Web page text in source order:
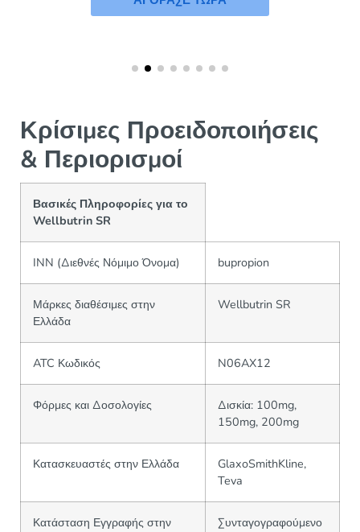
Κρίσιμες Προειδοποιήσεις
& Περιορισμοί
Βασικές Πληροφορίες για το
Wellbutrin SR
INN (Διεθνές Νόμιμο Όνομα) bupropion
Μάρκες διαθέσιμες στην
Ελλάδα
Wellbutrin SR
ATC Κωδικός N06AX12
Φόρμες και Δοσολογίες
Δισκία: 100mg,
150mg, 200mg
Κατασκευαστές στην Ελλάδα
GlaxoSmithKline,
Teva
Κατάσταση Εγγραφής στην
Συνταγογραφούμενο